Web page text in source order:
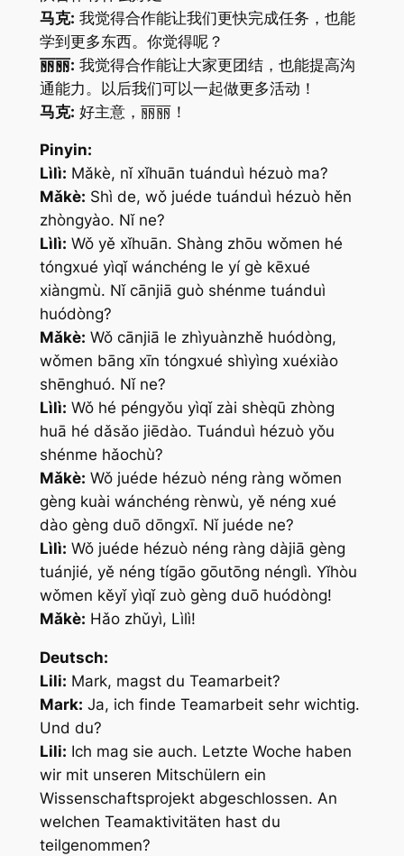
马克: 我觉得合作能让我们更快完成任务，也能
学到更多东西。你觉得呢？
丽丽: 我觉得合作能让大家更团结，也能提高沟
通能力。以后我们可以一起做更多活动！
马克: 好主意，丽丽！
Pinyin:
Lìlì: Mǎkè, nǐ xǐhuān tuánduì hézuò ma?
Mǎkè: Shì de, wǒ juéde tuánduì hézuò hěn
zhòngyào. Nǐ ne?
Lìlì: Wǒ yě xǐhuān. Shàng zhōu wǒmen hé
tóngxué yìqǐ wánchéng le yí gè kēxué
xiàngmù. Nǐ cānjiā guò shénme tuánduì
huódòng?
Mǎkè: Wǒ cānjiā le zhìyuànzhě huódòng,
wǒmen bāng xīn tóngxué shìyìng xuéxiào
shēnghuó. Nǐ ne?
Lìlì: Wǒ hé péngyǒu yìqǐ zài shèqū zhòng
huā hé dǎsǎo jiēdào. Tuánduì hézuò yǒu
shénme hǎochù?
Mǎkè: Wǒ juéde hézuò néng ràng wǒmen
gèng kuài wánchéng rènwù, yě néng xué
dào gèng duō dōngxī. Nǐ juéde ne?
Lìlì: Wǒ juéde hézuò néng ràng dàjiā gèng
tuánjié, yě néng tígāo gōutōng nénglì. Yǐhòu
wǒmen kěyǐ yìqǐ zuò gèng duō huódòng!
Mǎkè: Hǎo zhǔyì, Lìlì!
Deutsch:
Lili: Mark, magst du Teamarbeit?
Mark: Ja, ich finde Teamarbeit sehr wichtig.
Und du?
Lili: Ich mag sie auch. Letzte Woche haben
wir mit unseren Mitschülern ein
Wissenschaftsprojekt abgeschlossen. An
welchen Teamaktivitäten hast du
teilgenommen?